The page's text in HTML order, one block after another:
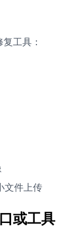
工具：
文件上传
或工具